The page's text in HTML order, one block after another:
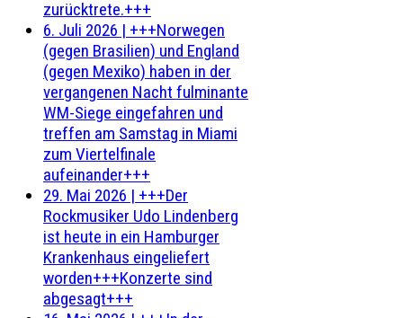
zurücktrete.+++
6. Juli 2026 | +++Norwegen
(gegen Brasilien) und England
(gegen Mexiko) haben in der
vergangenen Nacht fulminante
WM-Siege eingefahren und
treffen am Samstag in Miami
zum Viertelfinale
aufeinander+++
29. Mai 2026 | +++Der
Rockmusiker Udo Lindenberg
ist heute in ein Hamburger
Krankenhaus eingeliefert
worden+++Konzerte sind
abgesagt+++